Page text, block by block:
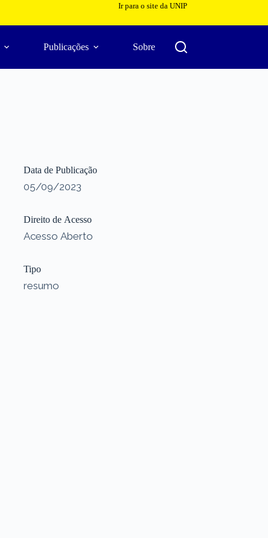
Ir para o site da UNIP
Publicações Sobre
Data de Publicação
05/09/2023
Direito de Acesso
Acesso Aberto
Tipo
resumo